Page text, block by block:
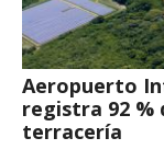
Aeropuerto
registra 92 %
terracería